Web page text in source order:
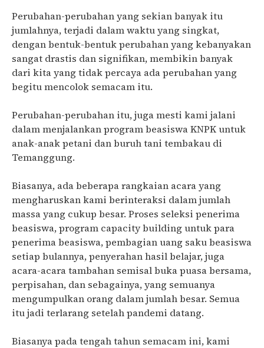
Perubahan-perubahan yang sekian banyak itu
jumlahnya, terjadi dalam waktu yang singkat,
dengan bentuk-bentuk perubahan yang kebanyakan
sangat drastis dan signifikan, membikin banyak
dari kita yang tidak percaya ada perubahan yang
begitu mencolok semacam itu.
Perubahan-perubahan itu, juga mesti kami jalani
dalam menjalankan program beasiswa KNPK untuk
anak-anak petani dan buruh tani tembakau di
Temanggung.
Biasanya, ada beberapa rangkaian acara yang
mengharuskan kami berinteraksi dalam jumlah
massa yang cukup besar. Proses seleksi penerima
beasiswa, program capacity building untuk para
penerima beasiswa, pembagian uang saku beasiswa
setiap bulannya, penyerahan hasil belajar, juga
acara-acara tambahan semisal buka puasa bersama,
perpisahan, dan sebagainya, yang semuanya
mengumpulkan orang dalam jumlah besar. Semua
itu jadi terlarang setelah pandemi datang.
Biasanya pada tengah tahun semacam ini, kami